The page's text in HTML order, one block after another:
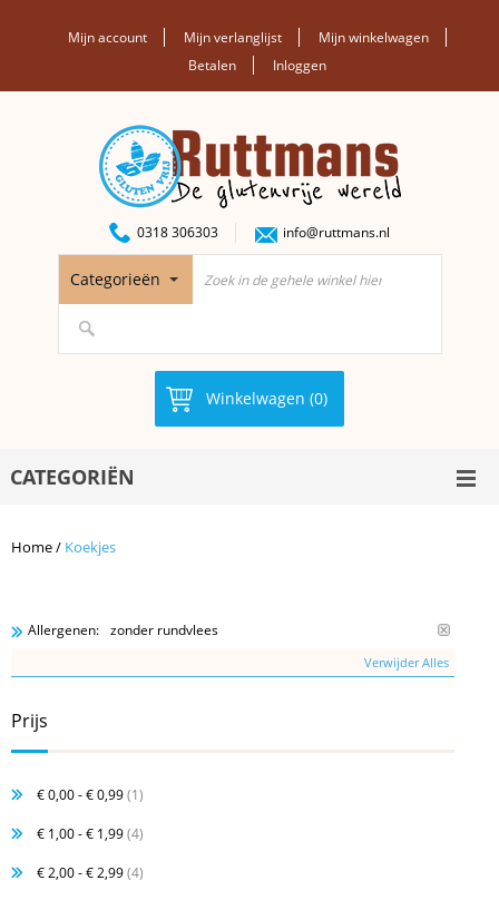
Mijn account Mijn verlanglijst
Mijn winkelwagen
Betalen
Inloggen
0318 306303 info@ruttmans.nl
Categorieën
Winkelwagen (0)
CATEGORIËN
Home/ Koekjes
Allergenen: zonder rundvlees
Verwijder Alles
Prijs
€ 0,00-€ 0,99(1)
€ 1,00-€ 1,99(4)
€ 2,00-€ 2,99(4)